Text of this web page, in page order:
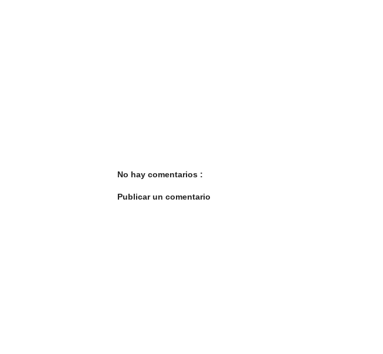
No hay comentarios :
Publicar un comentario